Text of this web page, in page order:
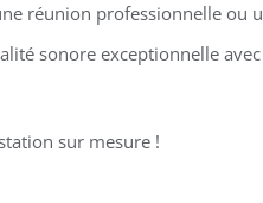
réunion professionnelle ou
sonore exceptionnelle
sur mesure !